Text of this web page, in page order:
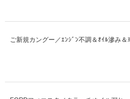
ご新規カングー／ｴﾝｼﾞﾝ不調＆ｵｲﾙ滲み＆